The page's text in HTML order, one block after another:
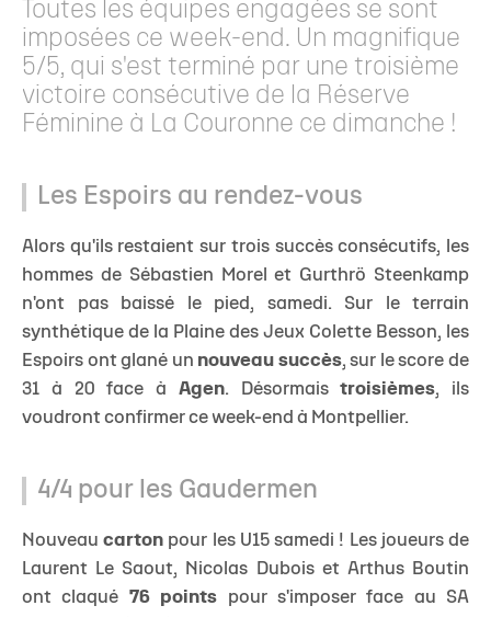
Toutes les équipes engagées se sont
imposées ce week-end. Un magnifique
5/5, qui s'est terminé par une troisième
victoire consécutive de la Réserve
Féminine à La Couronne ce dimanche !
Les Espoirs au rendez-vous
Alors qu'ils restaient sur trois succès consécutifs, les
hommes de Sébastien Morel et Gurthrö Steenkamp
n'ont pas baissé le pied, samedi. Sur le terrain
synthétique de la Plaine des Jeux Colette Besson, les
Espoirs ont glané un nouveau succès, sur le score de
31 à 20 face à Agen. Désormaistroisièmes, ils
voudront confirmer ce week-end à Montpellier.
4/4 pour les Gaudermen
Nouveaucarton pour les U15 samedi ! Les joueurs de
Laurent Le Saout, Nicolas Dubois et Arthus Boutin
ont claqué 76 points pour s'imposer face au SA